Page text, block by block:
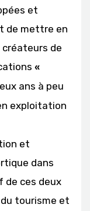
et
de mettre en
de
«
ans à peu
exploitation
et
dans
de ces deux
tourisme et